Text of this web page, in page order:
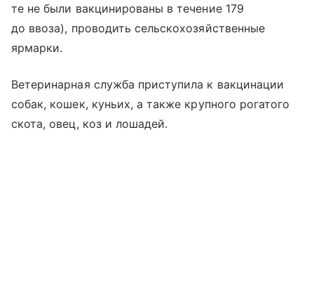
те не были вакцинированы в течение 179
до ввоза), проводить сельскохозяйственные
ярмарки.
Ветеринарная служба приступила к вакцинации
собак, кошек, куньих, а также крупного рогатого
скота, овец, коз и лошадей.